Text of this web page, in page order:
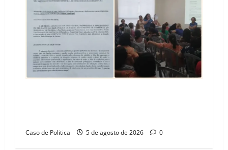
Caso de Politica 5 de agosto de 2026 0